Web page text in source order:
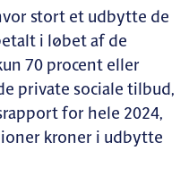
stort et udbytte de
i løbet af de
70 procent eller
private sociale tilbud,
for hele 2024,
kroner i udbytte